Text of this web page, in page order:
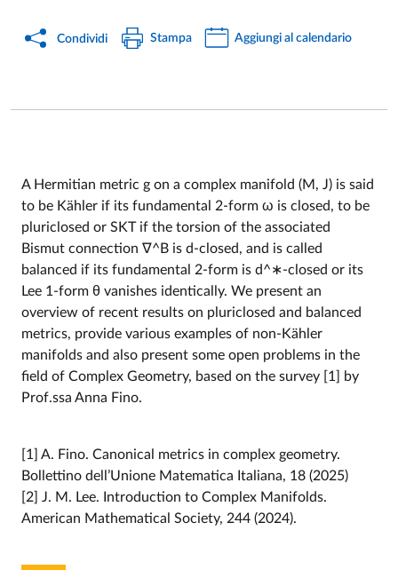
Condividi Stampa Aggiungi al calendario
Event description
A Hermitian metric g on a complex manifold (M, J) is said
to be Kähler if its fundamental 2-form ω is closed, to be
pluriclosed or SKT if the torsion of the associated
Bismut connection ∇^B is d-closed, and is called
balanced if its fundamental 2-form is d^∗-closed or its
Lee 1-form θ vanishes identically. We present an
overview of recent results on pluriclosed and balanced
metrics, provide various examples of non-Kähler
manifolds and also present some open problems in the
field of Complex Geometry, based on the survey [1] by
Prof.ssa Anna Fino.
[1] A. Fino. Canonical metrics in complex geometry.
Bollettino dell’Unione Matematica Italiana, 18 (2025)
[2] J. M. Lee. Introduction to Complex Manifolds.
American Mathematical Society, 244 (2024).